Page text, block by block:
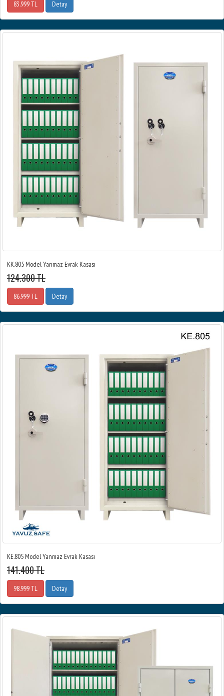
83.999 TL Detay
KK.805 Model Yanmaz Evrak Kasası
124.300 TL
86.999 TL Detay
KE.805 Model Yanmaz Evrak Kasası
141.400 TL
98.999 TL Detay